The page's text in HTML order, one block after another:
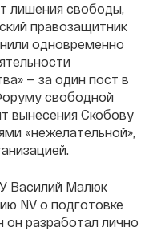
лишения свободы,
правозащитник
одновременно
— за один пост в
свободной
вынесения Скобову
«нежелательной»,
Василий Малюк
NV о подготовке
он разработал лично